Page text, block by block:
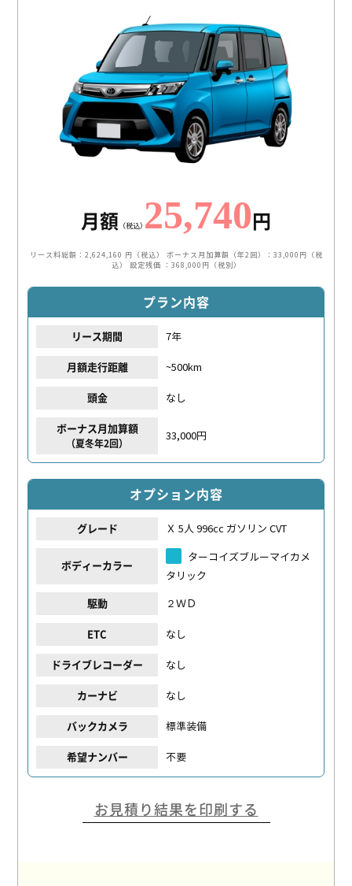
月額 （税込）25,740 円
リース料総額：2,624,160 円（税込）
ボーナス月加算額（年2回）：33,000円（税
込）
設定残価 ：368,000円（税別）
プラン内容
リース期間 7年
月額走行距離 ~500km
頭金 なし
ボーナス月加算額
（夏冬年2回）
33,000円
オプション内容
グレード Ｘ 5人 996cc ガソリン CVT
ボディーカラー
ターコイズブルーマイカメ
タリック
駆動 ２ＷＤ
ETC なし
ドライブレコーダー なし
カーナビ なし
バックカメラ 標準装備
希望ナンバー 不要
お見積り結果を印刷する